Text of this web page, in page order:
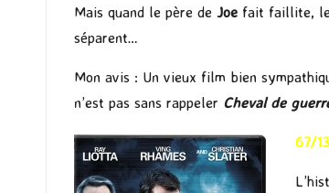
Mais quand le père de Joe fait faillite, le
séparent…
Mon avis : Un vieux film bien
n’est pas sans rappeler Cheval de
67/